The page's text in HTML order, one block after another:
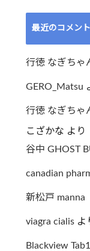
最近のコメント
行徳 なぎちゃ
GERO_Matsu
行徳 なぎちゃ
こざかな より
谷中 GHOST
canadian
新松戸 manna
viagra cialis よ
Blackview